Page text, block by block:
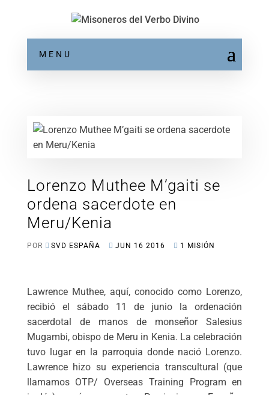
MENU
Lorenzo Muthee M’gaiti se
ordena sacerdote en
Meru/Kenia
POR SVD ESPAÑA JUN 16 2016 1 MISIÓN
Lawrence Muthee, aquí, conocido como Lorenzo,
recibió el sábado 11 de junio la ordenación
sacerdotal de manos de monseñor Salesius
Mugambi, obispo de Meru in Kenia. La celebración
tuvo lugar en la parroquia donde nació Lorenzo.
Lawrence hizo su experiencia transcultural (que
llamamos OTP/ Overseas Training Program en